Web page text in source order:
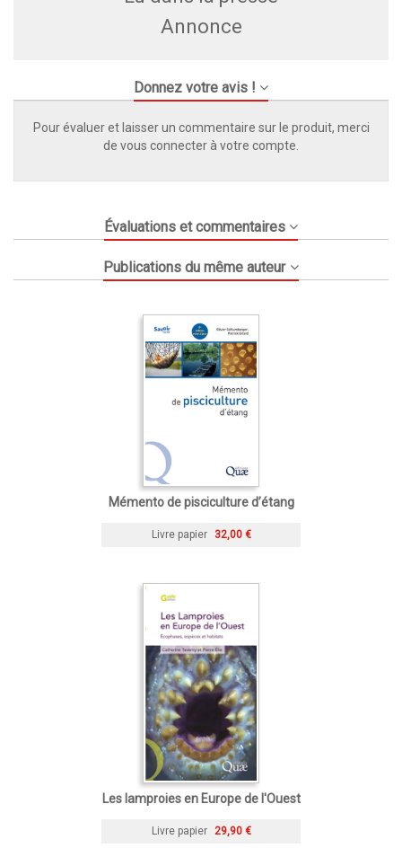
Annonce
Donnez votre avis !
Pour évaluer et laisser un commentaire sur le produit, merci
de vous connecter à votre compte.
Évaluations et commentaires
Publications du même auteur
Mémento de pisciculture d’étang
Livre papier 32,00 €
Les lamproies en Europe de l'Ouest
Livre papier 29,90 €